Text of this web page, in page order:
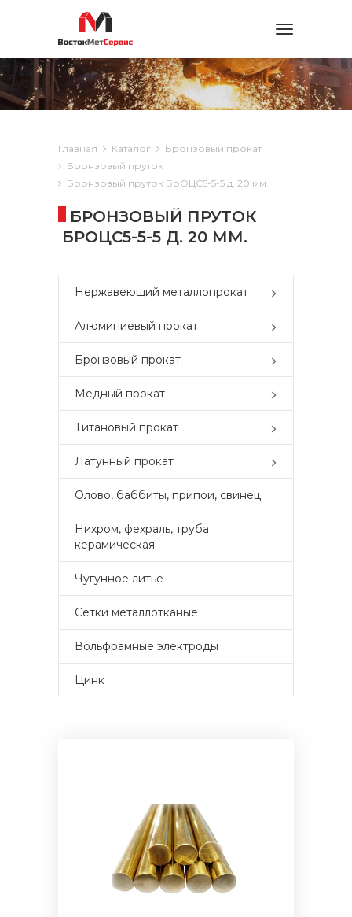
Toggle
Главная Каталог
Бронзовый прокат
Бронзовый пруток
Бронзовый пруток БрОЦС5-5-5 д. 20 мм.
БРОНЗОВЫЙ ПРУТОК
БРОЦС5-5-5 Д. 20 ММ.
Нержавеющий металлопрокат
Алюминиевый прокат
Бронзовый прокат
Медный прокат
Титановый прокат
Латунный прокат
Олово, баббиты, припои, свинец
Нихром, фехраль, труба
керамическая
Чугунное литье
Сетки металлотканые
Вольфрамные электроды
Цинк